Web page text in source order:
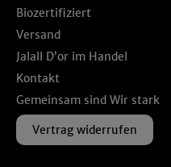
Biozertifiziert
Versand
Jalall D’or im Handel
Kontakt
Gemeinsam sind Wir stark
Vertrag widerrufen